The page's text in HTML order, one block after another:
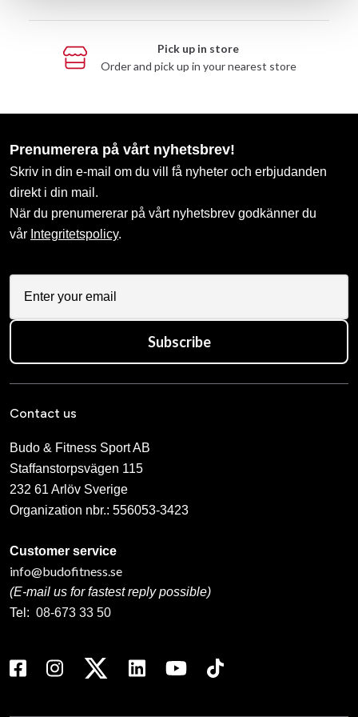
Pick up in store
Order and pick up in your nearest store
Prenumerera på vårt nyhetsbrev!
Skriv in din e-mail om du vill få nyheter och erbjudanden
direkt i din mail.
När du prenumererar på vårt nyhetsbrev godkänner du
vår Integritetspolicy.
Subscribe
Contact us
Budo & Fitness Sport AB
Staffanstorpsvägen 115
232 61 Arlöv Sverige
Organization nbr.: 556053-3423
Customer service
info@budofitness.se
(E-mail us for fastest reply possible)
Tel: 08-673 33 50